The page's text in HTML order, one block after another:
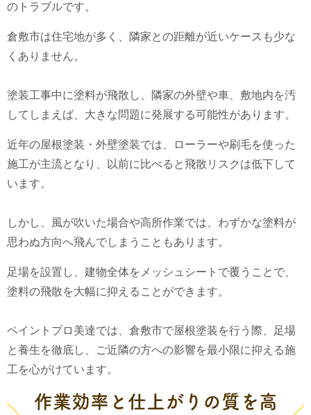
のトラブルです。
倉敷市は住宅地が多く、隣家との距離が近いケースも少な
くありません。
塗装工事中に塗料が飛散し、隣家の外壁や車、敷地内を汚
してしまえば、大きな問題に発展する可能性があります。
近年の屋根塗装・外壁塗装では、ローラーや刷毛を使った
施工が主流となり、以前に比べると飛散リスクは低下して
います。
しかし、風が吹いた場合や高所作業では、わずかな塗料が
思わぬ方向へ飛んでしまうこともあります。
足場を設置し、建物全体をメッシュシートで覆うことで、
塗料の飛散を大幅に抑えることができます。
ペイントプロ美達では、倉敷市で屋根塗装を行う際、足場
と養生を徹底し、ご近隣の方への影響を最小限に抑える施
工を心がけています。
作業効率と仕上がりの質を高